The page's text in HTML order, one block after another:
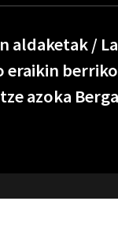
aldaketak /
eraikin
azoka